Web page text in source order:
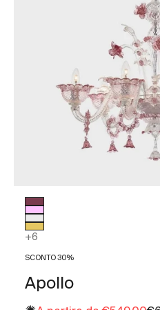
Colore vetro
Ametista
Rosa
Trasparente
Foglia Oro
+6
SCONTO 30%
Apollo